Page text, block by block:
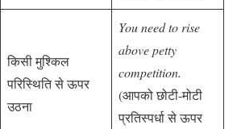
किसी मुश्किल
परिस्थिति से ऊपर
उठना
You need to rise
above petty
competition.
(आपको छोटी-मोटी
प्रतिस्पर्धा से ऊपर